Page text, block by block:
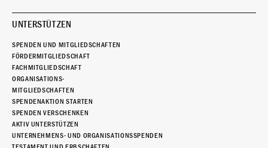
UNTERSTÜTZEN
SPENDEN UND MITGLIEDSCHAFTEN
FÖRDERMITGLIEDSCHAFT
FACHMITGLIEDSCHAFT
ORGANISATIONS-
MITGLIEDSCHAFTEN
SPENDENAKTION STARTEN
SPENDEN VERSCHENKEN
AKTIV UNTERSTÜTZEN
UNTERNEHMENS- UND ORGANISATIONSSPENDEN